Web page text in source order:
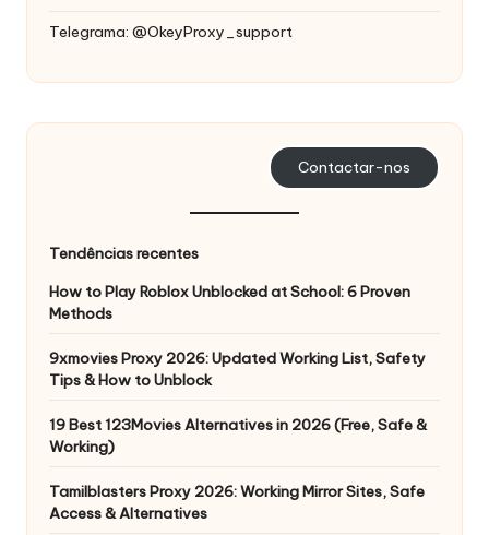
Telegrama: @OkeyProxy_support
Contactar-nos
Tendências recentes
How to Play Roblox Unblocked at School: 6 Proven
Methods
9xmovies Proxy 2026: Updated Working List, Safety
Tips & How to Unblock
19 Best 123Movies Alternatives in 2026 (Free, Safe &
Working)
Tamilblasters Proxy 2026: Working Mirror Sites, Safe
Access & Alternatives